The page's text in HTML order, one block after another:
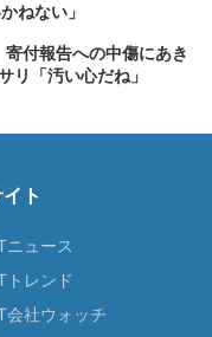
ねない」
付報告への中傷にあき
リ「汚い心だね」
ト
ニュース
トレンド
会社ウォッチ